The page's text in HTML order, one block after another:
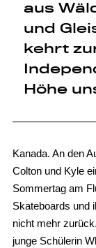
aus
und
kehrt
Höhe
Kanada. An den
Colton und Kyle
Sommertag am
Skateboards und
nicht mehr
junge Schülerin